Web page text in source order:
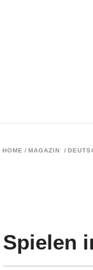
HOME / MAGAZIN /
Spielen